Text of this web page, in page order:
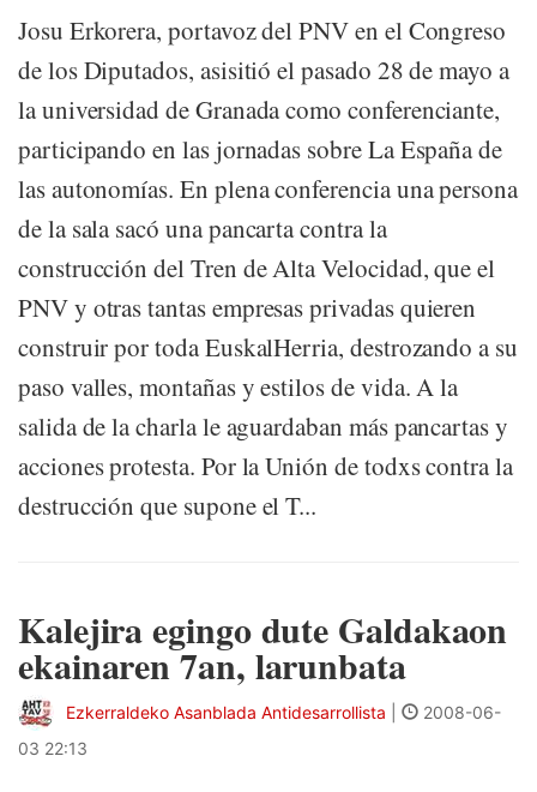
Josu Erkorera, portavoz del PNV en el Congreso
de los Diputados, asisitió el pasado 28 de mayo a
la universidad de Granada como conferenciante,
participando en las jornadas sobre La España de
las autonomías. En plena conferencia una persona
de la sala sacó una pancarta contra la
construcción del Tren de Alta Velocidad, que el
PNV y otras tantas empresas privadas quieren
construir por toda EuskalHerria, destrozando a su
paso valles, montañas y estilos de vida. A la
salida de la charla le aguardaban más pancartas y
acciones protesta. Por la Unión de todxs contra la
destrucción que supone el T...
Kalejira egingo dute Galdakaon
ekainaren 7an, larunbata
Ezkerraldeko Asanblada Antidesarrollista
2008-06-
03 22:13